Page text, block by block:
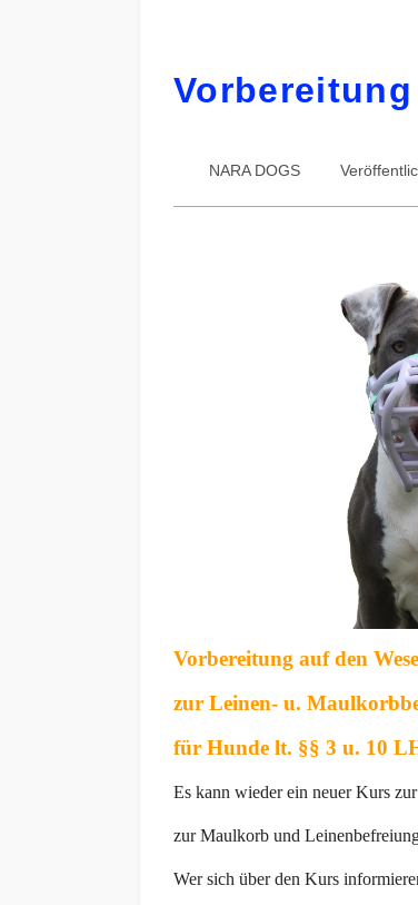
NARA DOGS
Vorbereitung auf den
zur Leinen- u.
für Hunde lt. §§ 3 u. 10
Es kann wieder ein neuer Kurs
zur Maulkorb und
Wer sich über den Kurs